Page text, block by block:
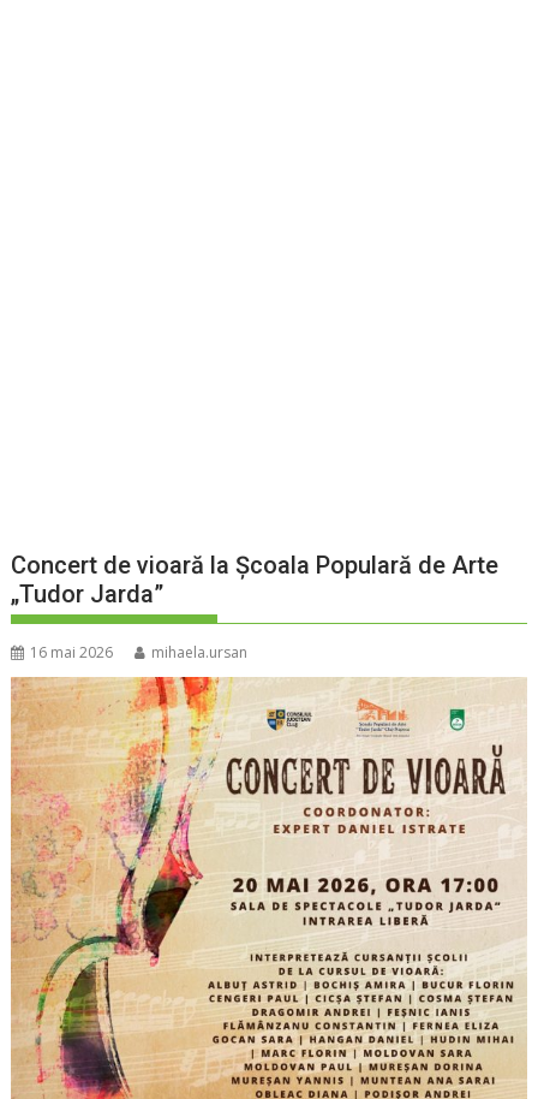
Concert de vioară la Școala Populară de Arte
„Tudor Jarda”
16 mai 2026 mihaela.ursan